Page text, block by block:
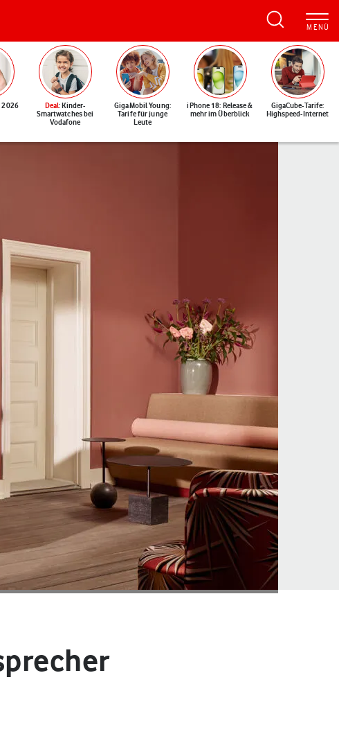
2026 Deal: Kinder-
Smartwatches bei
Vodafone
GigaMobil Young:
Tarife für junge
Leute
iPhone 18: Release &
mehr im Überblick
GigaCube-Tarife:
Highspeed-Internet